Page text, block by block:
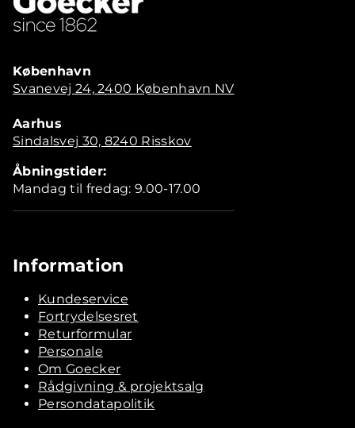
København
Svanevej 24, 2400 København NV
Aarhus
Sindalsvej 30, 8240 Risskov
Åbningstider:
Mandag til fredag: 9.00-17.00
Information
Kundeservice
Fortrydelsesret
Returformular
Personale
Om Goecker
Rådgivning & projektsalg
Persondatapolitik